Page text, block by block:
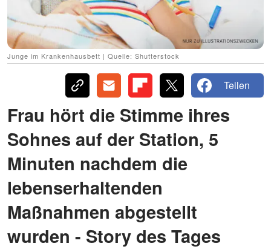
Junge im Krankenhausbett | Quelle: Shutterstock
Teilen
Frau hört die Stimme ihres
Sohnes auf der Station, 5
Minuten nachdem die
lebenserhaltenden
Maßnahmen abgestellt
wurden - Story des Tages